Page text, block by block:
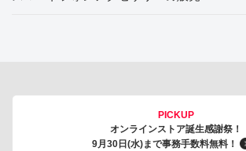
PICKUP
オンラインストア誕生感謝祭！
9月30日(水)まで事務手数料無料！